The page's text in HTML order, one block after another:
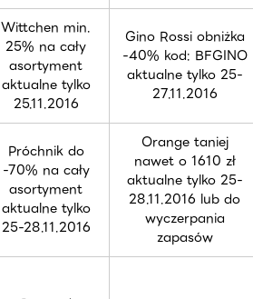
Wittchen min.
25% na cały
asortyment
aktualne tylko
25.11.2016
Gino Rossi obniżka
-40% kod: BFGINO
aktualne tylko 25-
27.11.2016
Próchnik do
-70% na cały
asortyment
aktualne tylko
25-28.11.2016
Orange taniej
nawet o 1610 zł
aktualne tylko 25-
28.11.2016 lub do
wyczerpania
zapasów